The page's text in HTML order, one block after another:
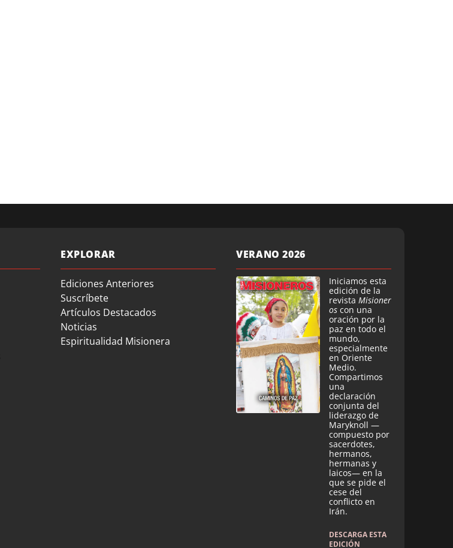
EXPLORAR
Ediciones Anteriores
Suscríbete
Artículos Destacados
Noticias
Espiritualidad Misionera
VERANO 2026
Iniciamos esta
edición de la
revista Misioner
os con una
oración por la
paz en todo el
mundo,
especialmente
en Oriente
Medio.
Compartimos
una
declaración
conjunta del
liderazgo de
Maryknoll —
compuesto por
sacerdotes,
hermanos,
hermanas y
laicos— en la
que se pide el
cese del
conflicto en
Irán.
DESCARGA ESTA
EDICIÓN